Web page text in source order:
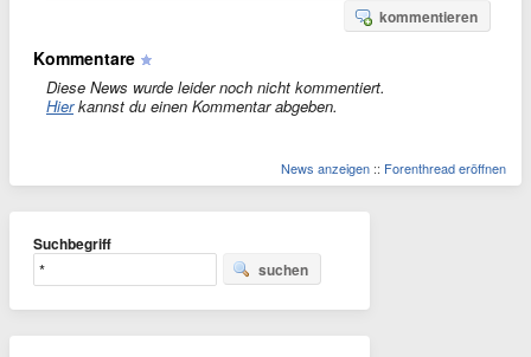
kommentieren
Kommentare
Diese News wurde leider noch nicht kommentiert.
Hierkannst du einen Kommentar abgeben.
News anzeigen :: Forenthread eröffnen
Suchbegriff
suchen